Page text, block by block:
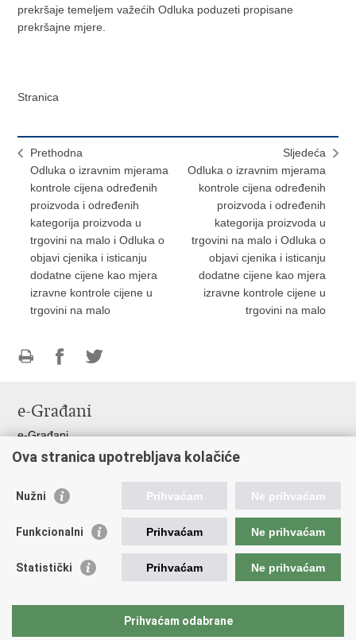
prekršaje temeljem važećih Odluka poduzeti propisane
prekršajne mjere.
Stranica
Prethodna
Odluka o izravnim mjerama
kontrole cijena određenih
proizvoda i određenih
kategorija proizvoda u
trgovini na malo i Odluka o
objavi cjenika i isticanju
dodatne cijene kao mjera
izravne kontrole cijene u
trgovini na malo
Sljedeća
Odluka o izravnim mjerama
kontrole cijena određenih
proizvoda i određenih
kategorija proizvoda u
trgovini na malo i Odluka o
objavi cjenika i isticanju
dodatne cijene kao mjera
izravne kontrole cijene u
trgovini na malo
FacebookuTwitteru
e-Građani
e-Građani
Pristup informacijama
Pravo na pristup informacijama
Pristup otvorenim podacima ministarstva
Važne poveznice
Pučka pravobraniteljica
Državna škola za javnu upravu
Ova stranica upotrebljava kolačiće
Nužni Prihvaćam Ne prihvaćam
Funkcionalni Prihvaćam Ne prihvaćam
Statistički Prihvaćam Ne prihvaćam
Prihvaćam odabrane